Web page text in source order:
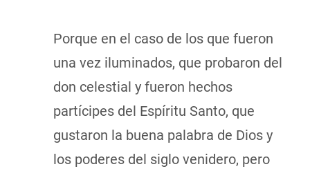
Porque en el caso de los que fueron
una vez iluminados, que probaron del
don celestial y fueron hechos
partícipes del Espíritu Santo, que
gustaron la buena palabra de Dios y
los poderes del siglo venidero, pero